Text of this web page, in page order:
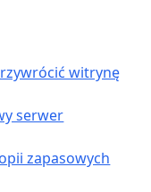
witrynę
serwer
zapasowych